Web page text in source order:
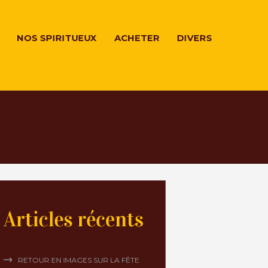
NOS SPIRITUEUX ACHETER DIVERS
Articles récents
RETOUR EN IMAGES SUR LA FÊTE